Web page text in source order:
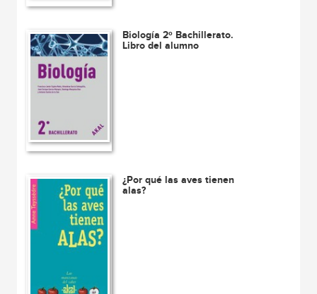
Biología 2º Bachillerato.
Libro del alumno
¿Por qué las aves tienen
alas?